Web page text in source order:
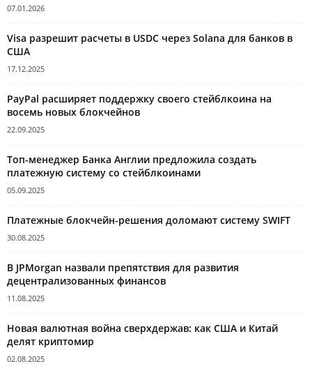
07.01.2026
Visa разрешит расчеты в USDC через Solana для банков в
США
17.12.2025
PayPal расширяет поддержку своего стейблкоина на
восемь новых блокчейнов
22.09.2025
Топ-менеджер Банка Англии предложила создать
платежную систему со стейблкоинами
05.09.2025
Платежные блокчейн-решения доломают систему SWIFT
30.08.2025
В JPMorgan назвали препятствия для развития
децентрализованных финансов
11.08.2025
Новая валютная война сверхдержав: как США и Китай
делят криптомир
02.08.2025